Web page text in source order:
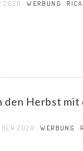
2020 WERBUNG
den Herbst mit
2020 WERBUNG